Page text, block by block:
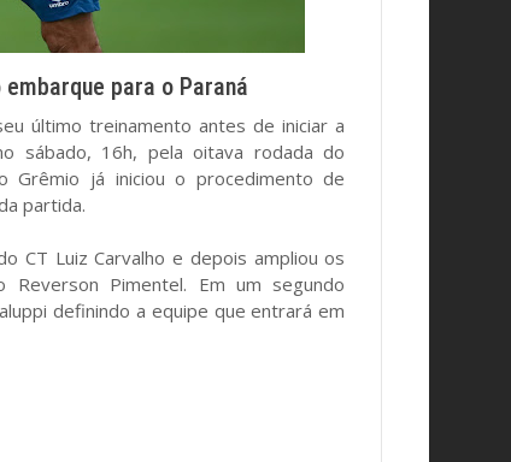
para o Paraná
último treinamento antes de iniciar a
sábado, 16h, pela oitava rodada do
Grêmio já iniciou o procedimento de
partida.
CT Luiz Carvalho e depois ampliou os
Pimentel. Em um segundo
definindo a equipe que entrará em